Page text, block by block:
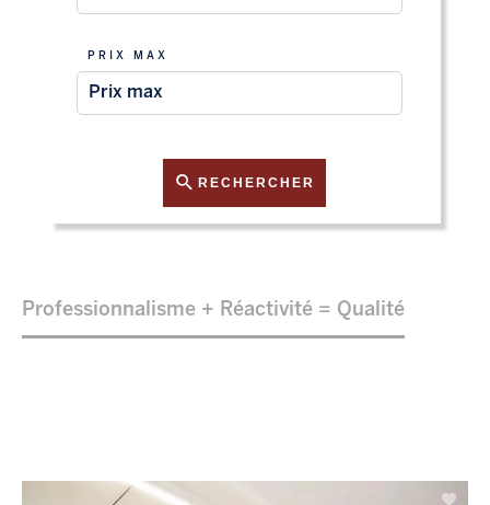
PRIX MAX
RECHERCHER
Professionnalisme + Réactivité = Qualité